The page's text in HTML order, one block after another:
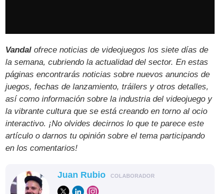
Vandal ofrece noticias de videojuegos los siete días de
la semana, cubriendo la actualidad del sector. En estas
páginas encontrarás noticias sobre nuevos anuncios de
juegos, fechas de lanzamiento, tráilers y otros detalles,
así como información sobre la industria del videojuego y
la vibrante cultura que se está creando en torno al ocio
interactivo. ¡No olvides decirnos lo que te parece este
artículo o darnos tu opinión sobre el tema participando
en los comentarios!
Juan Rubio COLABORADOR